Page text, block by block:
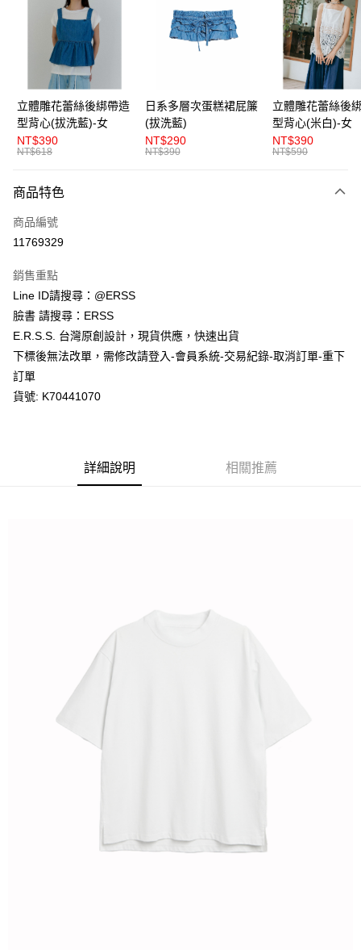
LINE Pay
Apple Pay
街口支付
悠遊付
AFTEE先享後付
相關說明
便利好安心！
２．便利：只要手機號碼，簡訊認證，即可結帳。
３．安心：先確認商品／服務後，再付款。
【「AFTEE先享後付」結帳流程】
１．於結帳方式選擇「AFTEE先享後付」後，將跳轉至「AFTEE先享後付」
結帳頁面，進行簡訊認證並確認金額後，即可完成結帳。
２．訂單成立數日內，您將收到繳費通知簡訊。
ATM／網路銀行／等多元方式進行付款，方視為交易完成。
※ 請注意：結帳手續完成當下不需立刻繳費，但若您需要取消訂單，請聯絡
購買商品的店家。未經商家同意取消之訂單仍視為有效，需透過AFTEE先享
後付繳納相關費用。
※ 交易是否成功請以「AFTEE先享後付 」之結帳頁面顯示為準，若有關於
１．透過由恩沛科技股份有限公司提供之「AFTEE先享後付」服務完成之交
易，需依本服務之必要範圍內提供個人資料，並將交易相關給付款項請求債
５．嚴禁一人註冊多個帳號或使用他人資訊註冊。若發現惡意使用之情形，
恩沛科技股份有限公司將有權停止該用戶之使用額度並採取法律行動。
運送方式
全家取貨付款
付款後全家取貨
每筆NT$80，滿NT$1,200(含以上)免運費
每筆NT$80，滿NT$1,200(含以上)免運費
付款後萊爾富取貨
每筆NT$80，滿NT$1,200(含以上)免運費
立體雕花蕾絲後綁帶造
型背心(拔洗藍)-女
NT$390
NT$618
日系多層次蛋糕裙屁簾
(拔洗藍)
NT$290
NT$390
立體雕花蕾絲後
型背心(米白)-女
NT$390
NT$590
商品特色
商品編號
11769329
銷售重點
Line ID請搜尋：@ERSS
臉書 請搜尋：ERSS
E.R.S.S. 台灣原創設計，現貨供應，快速出貨
下標後無法改單，需修改請登入-會員系統-交易紀錄-取消訂單-重下
訂單
貨號: K70441070
詳細說明 相關推薦